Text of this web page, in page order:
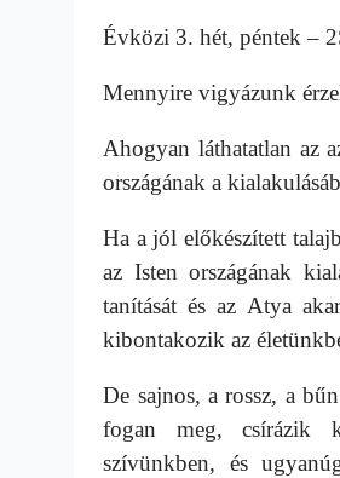
Évközi 3. hét, péntek –
Mennyire vigyázunk
Ahogyan láthatatlan az
országának a
Ha a jól előkészített
az Isten országának
tanítását és az Atya
kibontakozik az
De sajnos, a rossz, a
fogan meg, csírázik
szívünkben, és